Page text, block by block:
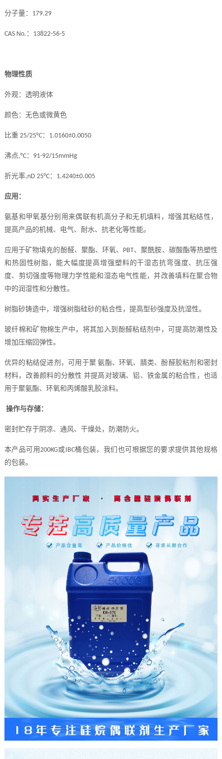
分子量： 179.29
CAS No. ： 13822-56-5
物理性质
外观：透明液体
颜色：无色或微黄色
比重 25/25°C： 1.0160±0.0050
沸点,°C： 91-92/15mmHg
折光率,nD 25°C： 1.4240±0.005
应用：
氨基和甲氧基分别用来偶联有机高分子和无机填料，增强其粘结性，
提高产品的机械、电气、耐水、抗老化等性能。
应用于矿物填充的酚醛、聚酯、环氧、 PBT、聚酰胺、碳酸酯等热塑性
和热固性树脂，能大幅度提高增强塑料的干湿态抗弯强度、抗压强
度、剪切强度等物理力学性能和湿态电气性能，并改善填料在聚合物
中的润湿性和分散性。
树脂砂铸造中，增强树脂硅砂的粘合性，提高型砂强度及抗湿性。
玻纤棉和矿物棉生产中，将其加入到酚醛粘结剂中，可提高防潮性及
增加压缩回弹性。
优异的粘结促进剂，可用于聚 氨酯、环氧、腈类、酚醛胶粘剂和密封
材料，改善颜料的分散性 并提高对玻璃、铝、铁金属的粘合性，也适
用于聚氨酯、环氧和丙烯酸乳胶涂料。
操作与存储：
密封贮存于阴凉、通风、干燥处，防潮防火。
本产品可用200KG或IBC桶包装，我们也可根据您的要求提供其他规格
的包装。